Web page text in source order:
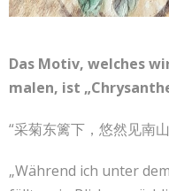
Das Motiv, welches
malen, ist
“采菊东篱下，悠然见南
„Während ich unter